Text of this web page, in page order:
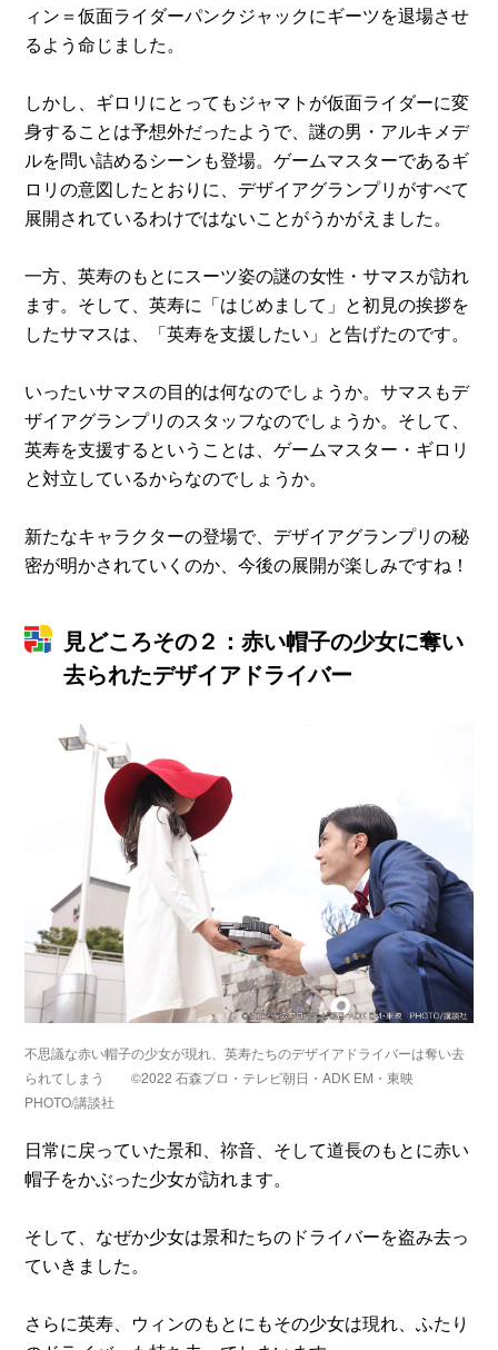
ィン＝仮面ライダーパンクジャックにギーツを退場させ
るよう命じました。
しかし、ギロリにとってもジャマトが仮面ライダーに変
身することは予想外だったようで、謎の男・アルキメデ
ルを問い詰めるシーンも登場。ゲームマスターであるギ
ロリの意図したとおりに、デザイアグランプリがすべて
展開されているわけではないことがうかがえました。
一方、英寿のもとにスーツ姿の謎の女性・サマスが訪れ
ます。そして、英寿に「はじめまして」と初見の挨拶を
したサマスは、「英寿を支援したい」と告げたのです。
いったいサマスの目的は何なのでしょうか。サマスもデ
ザイアグランプリのスタッフなのでしょうか。そして、
英寿を支援するということは、ゲームマスター・ギロリ
と対立しているからなのでしょうか。
新たなキャラクターの登場で、デザイアグランプリの秘
密が明かされていくのか、今後の展開が楽しみですね！
見どころその２：赤い帽子の少女に奪い
去られたデザイアドライバー
不思議な赤い帽子の少女が現れ、英寿たちのデザイアドライバーは奪い去
られてしまう ©2022 石森プロ・テレビ朝日・ADK EM・東映
PHOTO/講談社
日常に戻っていた景和、祢音、そして道長のもとに赤い
帽子をかぶった少女が訪れます。
そして、なぜか少女は景和たちのドライバーを盗み去っ
ていきました。
さらに英寿、ウィンのもとにもその少女は現れ、ふたり